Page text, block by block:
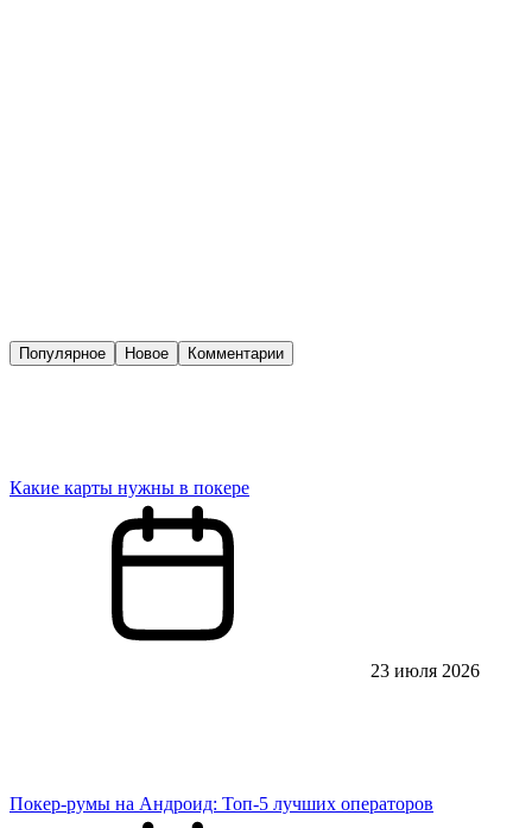
Популярное Новое Комментарии
Какие карты нужны в покере
23 июля 2026
Покер-румы на Андроид: Топ-5 лучших операторов